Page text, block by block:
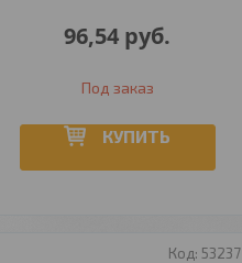
96,54 руб.
Под заказ
КУПИТЬ
53237